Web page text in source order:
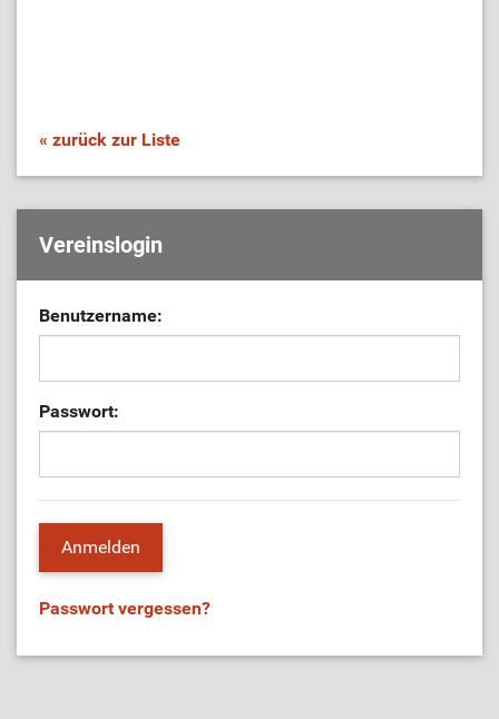
« zurück zur Liste
Vereinslogin
Benutzername:
Passwort:
Passwort vergessen?